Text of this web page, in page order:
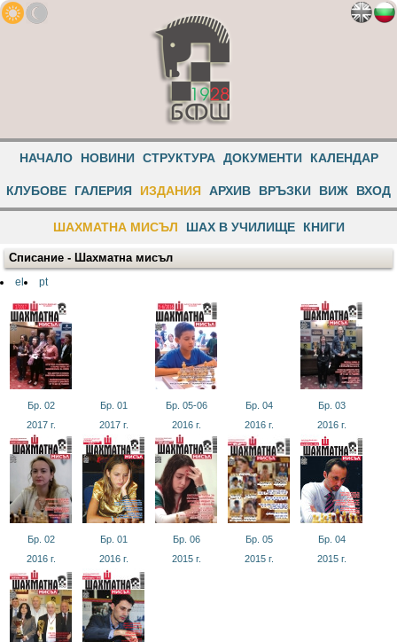
НАЧАЛО НОВИНИ СТРУКТУРА ДОКУМЕНТИ КАЛЕНДАР
КЛУБОВЕ ГАЛЕРИЯ ИЗДАНИЯ АРХИВ ВРЪЗКИ ВИЖ ВХОД
ШАХМАТНА МИСЪЛ ШАХ В УЧИЛИЩЕ КНИГИ
Списание - Шахматна мисъл
el pt
Бр. 02
2017г.
Бр. 01
2017г.
Бр. 05-06
2016г.
Бр. 04
2016г.
Бр. 03
2016г.
Бр. 02
2016г.
Бр. 01
2016г.
Бр. 06
2015г.
Бр. 05
2015г.
Бр. 04
2015г.